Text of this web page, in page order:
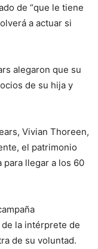
de “que le tiene
a actuar si
alegaron que su
de su hija y
Vivian Thoreen,
el patrimonio
para llegar a los 60
la intérprete de
de su voluntad.